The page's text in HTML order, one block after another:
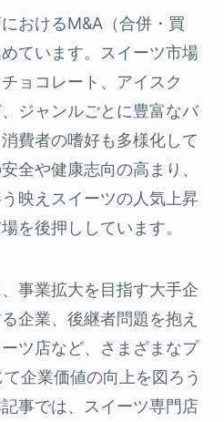
おけるM&A（合併・買
ています。スイーツ市場
ョコレート、アイスク
ジャンルごとに豊富なバ
費者の嗜好も多様化して
全や健康志向の高まり、
映えスイーツの人気上昇
を後押ししています。
事業拡大を目指す大手企
企業、後継者問題を抱え
ツ店など、さまざまなプ
企業価値の向上を図ろう
事では、スイーツ専門店